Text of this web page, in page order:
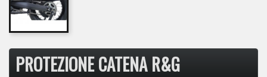
PROTEZIONE CATENA R&G